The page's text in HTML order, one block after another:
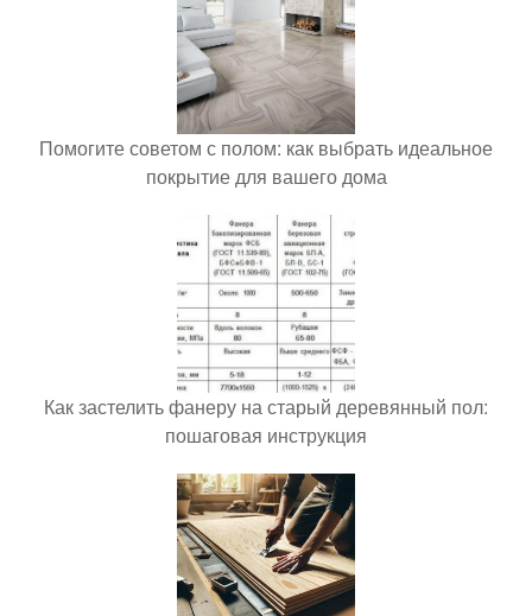
Помогите советом с полом: как выбрать идеальное
покрытие для вашего дома
Как застелить фанеру на старый деревянный пол:
пошаговая инструкция